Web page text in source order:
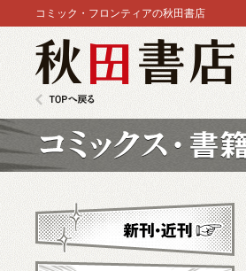
コミック・フロンティアの秋田書店
新刊・近刊